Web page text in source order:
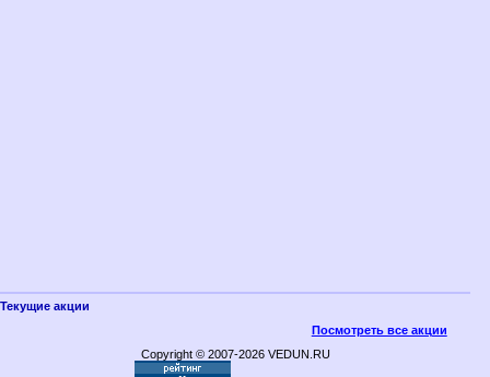
Текущие акции
Посмотреть все акции
Copyright © 2007-2026 VEDUN.RU